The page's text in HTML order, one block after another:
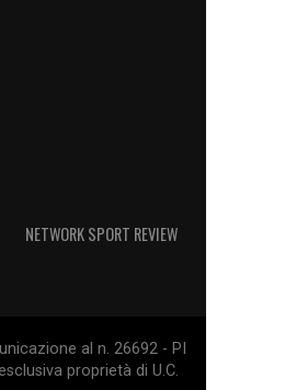
NETWORK SPORT REVIEW
al n. 26692 - PI
proprietà di U.C.